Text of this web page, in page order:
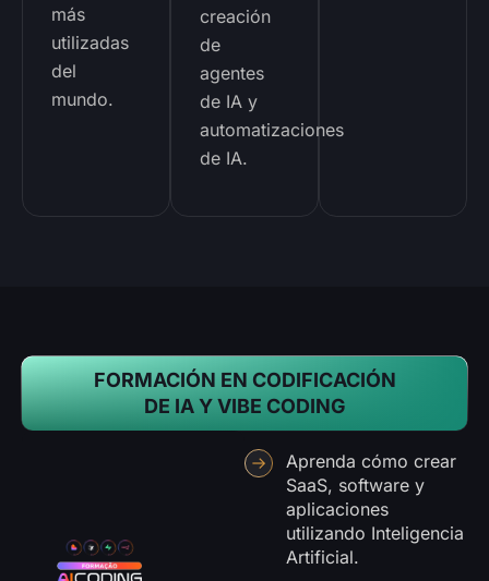
más
utilizadas
del
mundo.
creación
de
agentes
de IA y
automatizaciones
de IA.
FORMACIÓN EN CODIFICACIÓN
DE IA Y VIBE CODING
Aprenda cómo crear
SaaS, software y
aplicaciones
utilizando Inteligencia
Artificial.